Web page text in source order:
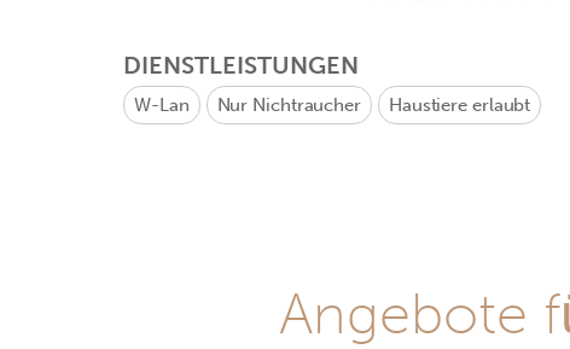
DIENSTLEISTUNGEN
W-Lan Nur Nichtraucher Haustiere erlaubt
Angebote